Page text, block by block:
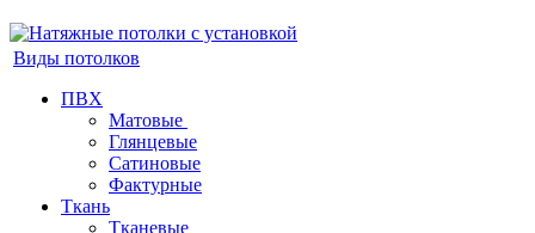
Виды потолков
ПВХ
Матовые
Глянцевые
Сатиновые
Фактурные
Ткань
Тканевые